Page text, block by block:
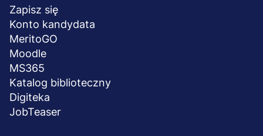
stopka
Zapisz się
Konto kandydata
MeritoGO
Moodle
MS365
Katalog biblioteczny
Digiteka
JobTeaser